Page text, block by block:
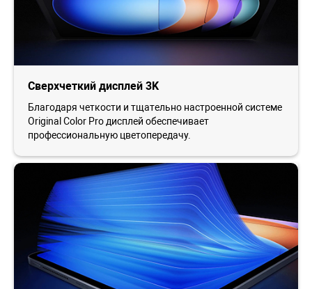
Сверхчеткий дисплей 3K
Благодаря четкости и тщательно настроенной системе
Original Color Pro дисплей обеспечивает
профессиональную цветопередачу.